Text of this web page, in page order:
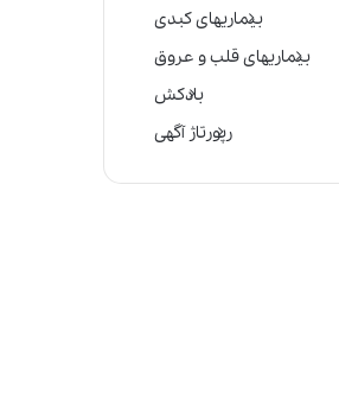
بیماریهای کبدی
بیماریهای قلب و عروق
بادکش
رپورتاژ آگهی